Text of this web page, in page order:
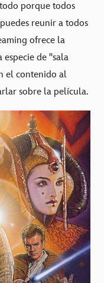
porque todos
reunir a todos
ofrece la
especie de "sala
el contenido al
sobre la película.